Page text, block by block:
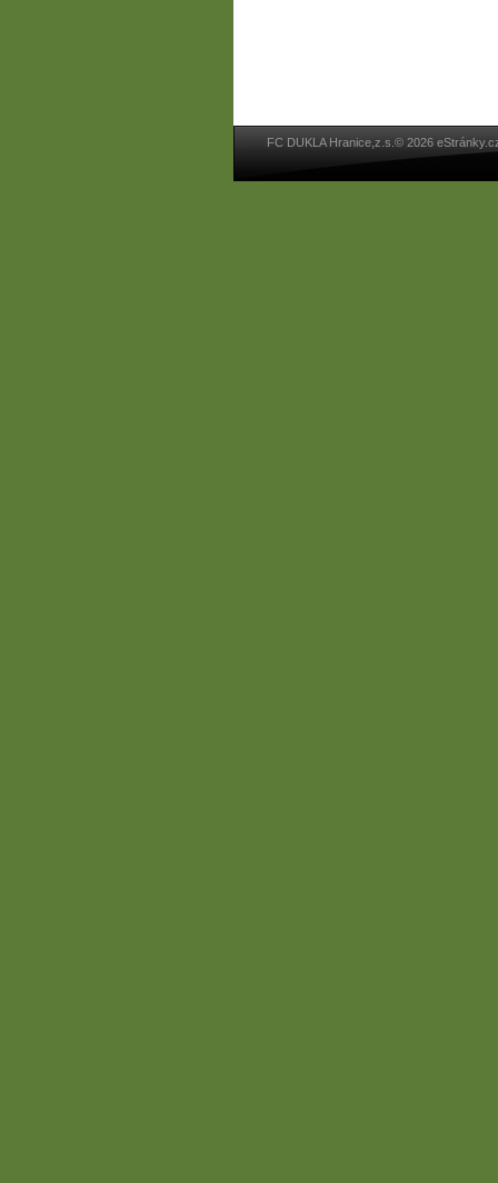
FC DUKLA Hranice,z.s.© 2026